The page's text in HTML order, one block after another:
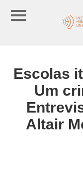
Escolas
Um
Altair